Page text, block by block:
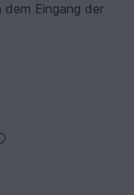
Eingang der